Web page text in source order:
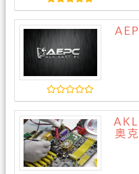
奥